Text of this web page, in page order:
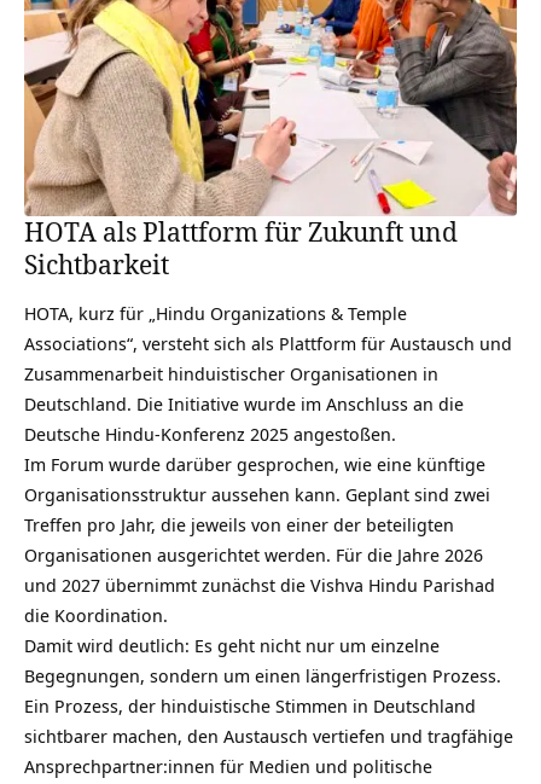
HOTA als Plattform für Zukunft und
Sichtbarkeit
HOTA, kurz für „Hindu Organizations & Temple
Associations“, versteht sich als Plattform für Austausch und
Zusammenarbeit hinduistischer Organisationen in
Deutschland. Die Initiative wurde im Anschluss an die
Deutsche Hindu-Konferenz 2025 angestoßen.
Im Forum wurde darüber gesprochen, wie eine künftige
Organisationsstruktur aussehen kann. Geplant sind zwei
Treffen pro Jahr, die jeweils von einer der beteiligten
Organisationen ausgerichtet werden. Für die Jahre 2026
und 2027 übernimmt zunächst die Vishva Hindu Parishad
die Koordination.
Damit wird deutlich: Es geht nicht nur um einzelne
Begegnungen, sondern um einen längerfristigen Prozess.
Ein Prozess, der hinduistische Stimmen in Deutschland
sichtbarer machen, den Austausch vertiefen und tragfähige
Ansprechpartner:innen für Medien und politische